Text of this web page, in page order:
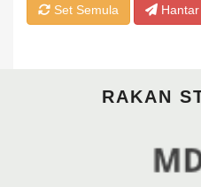
Set Semula Hantar
RAKAN